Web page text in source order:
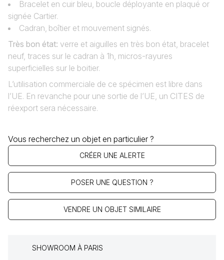
Bracelet en cuir bleu, boucle déployante en plaqué or
signée Cartier.
Cadran‚ boîtier et mouvement signés.
Très bon état: verre et aiguilles en très bon état, bracelet
neuf, traces sur le cadran à 1h, micros-rayures
superficielles sur le boitier.
L’utilisation commerciale de ce spécimen est libre dans
l’UE. En revanche pour une sortie de l’UE, un CITES de
réexport sera nécessaire.
Vous recherchez un objet en particulier ?
CRÉER UNE ALERTE
POSER UNE QUESTION ?
VENDRE UN OBJET SIMILAIRE
SHOWROOM À PARIS